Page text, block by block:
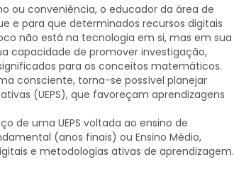
ou conveniência, o educador da área de
e para que determinados recursos digitais
não está na tecnologia em si, mas em sua
capacidade de promover investigação,
para os conceitos matemáticos.
consciente, torna-se possível planejar
(UEPS), que favoreçam aprendizagens
de uma UEPS voltada ao ensino de
(anos finais) ou Ensino Médio,
e metodologias ativas de aprendizagem.